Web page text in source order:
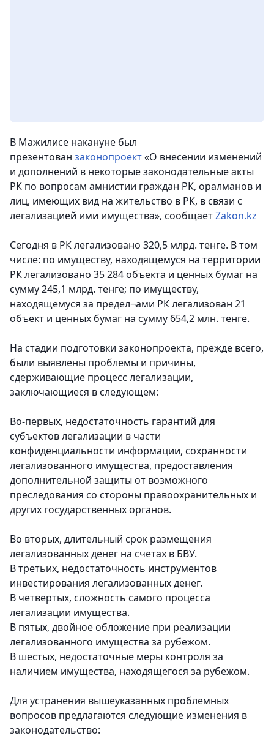
В Мажилисе накануне был
презентован законопроект«О внесении изменений
и дополнений в некоторые законодательные акты
РК по вопросам амнистии граждан РК, оралманов и
лиц, имеющих вид на жительство в РК, в связи с
легализацией ими имущества», сообщаетZakon.kz
Сегодня в РК легализовано 320,5 млрд. тенге. В том
числе: по имуществу, находящемуся на территории
РК легализовано 35 284 объекта и ценных бумаг на
сумму 245,1 млрд. тенге; по имуществу,
находящемуся за предел¬ами РК легализован 21
объект и ценных бумаг на сумму 654,2 млн. тенге.
На стадии подготовки законопроекта, прежде всего,
были выявлены проблемы и причины,
сдерживающие процесс легализации,
заключающиеся в следующем:
Во-первых, недостаточность гарантий для
субъектов легализации в части
конфиденциальности информации, сохранности
легализованного имущества, предоставления
дополнительной защиты от возможного
преследования со стороны правоохранительных и
других государственных органов.
Во вторых, длительный срок размещения
легализованных денег на счетах в БВУ.
В третьих, недостаточность инструментов
инвестирования легализованных денег.
В четвертых, сложность самого процесса
легализации имущества.
В пятых, двойное обложение при реализации
легализованного имущества за рубежом.
В шестых, недостаточные меры контроля за
наличием имущества, находящегося за рубежом.
Для устранения вышеуказанных проблемных
вопросов предлагаются следующие изменения в
законодательство: